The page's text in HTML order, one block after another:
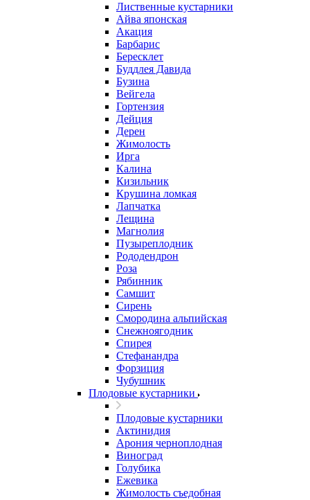
Лиственные кустарники
Айва японская
Акация
Барбарис
Бересклет
Буддлея Давида
Бузина
Вейгела
Гортензия
Дейция
Дерен
Жимолость
Ирга
Калина
Кизильник
Крушина ломкая
Лапчатка
Лещина
Магнолия
Пузыреплодник
Рододендрон
Роза
Рябинник
Самшит
Сирень
Смородина альпийская
Снежноягодник
Спирея
Стефанандра
Форзиция
Чубушник
Плодовые кустарники
Плодовые кустарники
Актинидия
Арония черноплодная
Виноград
Голубика
Ежевика
Жимолость съедобная